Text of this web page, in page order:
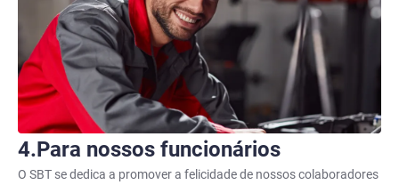
Para nossos funcionários
O SBT se dedica a promover a felicidade de nossos colaboradores